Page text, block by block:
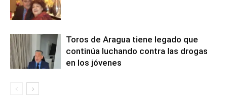
Toros de Aragua tiene legado que
continúa luchando contra las drogas
en los jóvenes